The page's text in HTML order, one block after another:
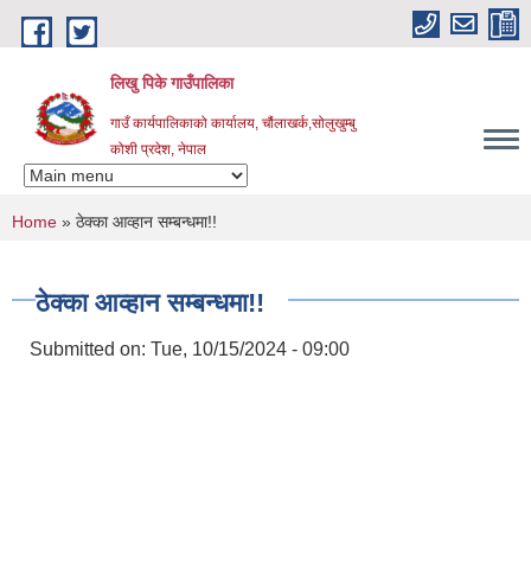
Skip to main content
लिखु पिके गाउँपालिका
गाउँ कार्यपालिकाको कार्यालय, चौंलाखर्क,सोलुखुम्बु
कोशी प्रदेश, नेपाल
You are here
Home » ठेक्का आव्हान सम्बन्धमा!!
ठेक्का आव्हान सम्बन्धमा!!
Submitted on: Tue, 10/15/2024 - 09:00